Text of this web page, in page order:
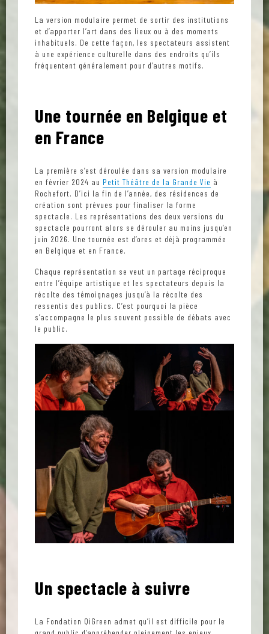
La version modulaire permet de sortir des institutions
et d’apporter l’art dans des lieux ou à des moments
inhabituels. De cette façon, les spectateurs assistent
à une expérience culturelle dans des endroits qu’ils
fréquentent généralement pour d’autres motifs.
Une tournée en Belgique et
en France
La première s’est déroulée dans sa version modulaire
en février 2024 au Petit Théâtre de la Grande Vie à
Rochefort. D’ici la fin de l’année, des résidences de
création sont prévues pour finaliser la forme
spectacle. Les représentations des deux versions du
spectacle pourront alors se dérouler au moins jusqu’en
juin 2026. Une tournée est d’ores et déjà programmée
en Belgique et en France.
Chaque représentation se veut un partage réciproque
entre l’équipe artistique et les spectateurs depuis la
récolte des témoignages jusqu’à la récolte des
ressentis des publics. C’est pourquoi la pièce
s’accompagne le plus souvent possible de débats avec
le public.
Un spectacle à suivre
La Fondation QiGreen admet qu’il est difficile pour le